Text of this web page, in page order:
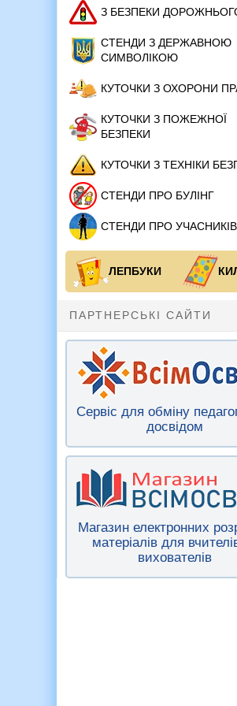
З БЕЗПЕКИ
СТЕНДИ З ДЕРЖАВНОЮ
СИМВОЛІКОЮ
КУТОЧКИ З ОХОРОНИ
КУТОЧКИ З ПОЖЕЖНОЇ
БЕЗПЕКИ
КУТОЧКИ З ТЕХНІКИ
СТЕНДИ ПРО БУЛІНГ
СТЕНДИ ПРО
ЛЕПБУКИ
ПАРТНЕРСЬКІ САЙТИ
Сервіс для обміну
досвідом
Магазин електронних
матеріалів для
вихователів